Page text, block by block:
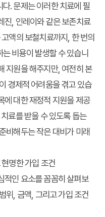
. 문제는 이러한 치료에 필
진, 인레이와 같은 보존치료
액의 보철치료까지, 한 번의
비용이 발생할 수 있습니
지원을 해주지만, 여전히 본
경제적 어려움을 겪고 있습
에 대한 재정적 지원을 제공
료를 받을 수 있도록 돕는
비해두는 작은 대비가 미래
명한 가입 조건
적인 요소를 꼼꼼히 살펴보
위, 금액, 그리고 가입 조건